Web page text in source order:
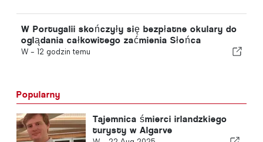
W Portugalii skończyły się bezpłatne okulary do
oglądania całkowitego zaćmienia Słońca
W - 12 godzin temu
Popularny
Tajemnica śmierci irlandzkiego
turysty w Algarve